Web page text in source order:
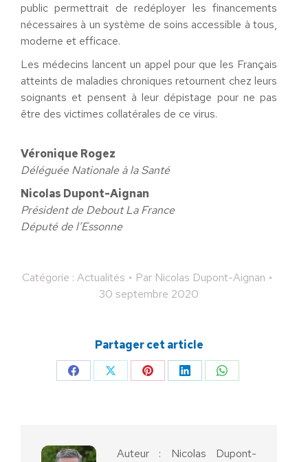
public permettrait de redéployer les financements
nécessaires à un système de soins accessible à tous,
moderne et efficace.
Les médecins lancent un appel pour que les Français
atteints de maladies chroniques retournent chez leurs
soignants et pensent à leur dépistage pour ne pas
être des victimes collatérales de ce virus.
Véronique Rogez
Déléguée Nationale à la Santé
Nicolas Dupont-Aignan
Président de Debout La France
Député de l’Essonne
Catégorie : Actualités Par Nicolas Dupont-Aignan
30 septembre 2020
Partager cet article
PartagerPartagerPartagerPartagerPartager
Auteur : Nicolas Dupont-